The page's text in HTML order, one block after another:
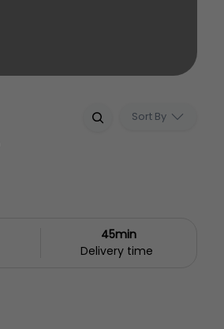
Sort By
45min
Delivery time